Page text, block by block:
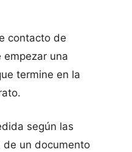
contacto de
una
termine en la
según las
de un documento